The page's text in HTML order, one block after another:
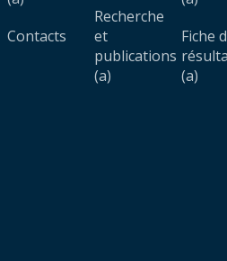
Contacts
Recherche
et
publications
(a)
Fiche
(a)